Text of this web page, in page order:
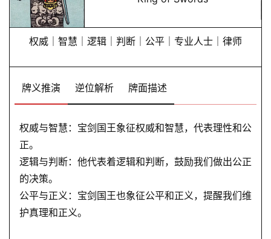
理
解
服
务
登录
权威｜智慧｜逻辑｜判断｜公平｜专业人士｜律师
牌义推演 逆位解析 牌面描述
权威与智慧：宝剑国王象征权威和智慧，代表理性和公
正。
逻辑与判断：他代表着逻辑和判断，鼓励我们做出公正
的决策。
公平与正义：宝剑国王也象征公平和正义，提醒我们维
护真理和正义。